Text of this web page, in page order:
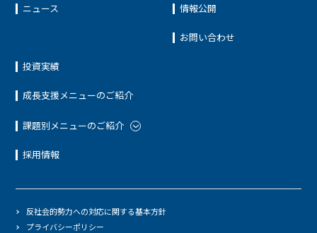
ニュース
投資実績
成長支援メニューのご紹介
課題別メニューのご紹介
採用情報
情報公開
お問い合わせ
反社会的勢力への対応に関する基本方針
プライバシーポリシー